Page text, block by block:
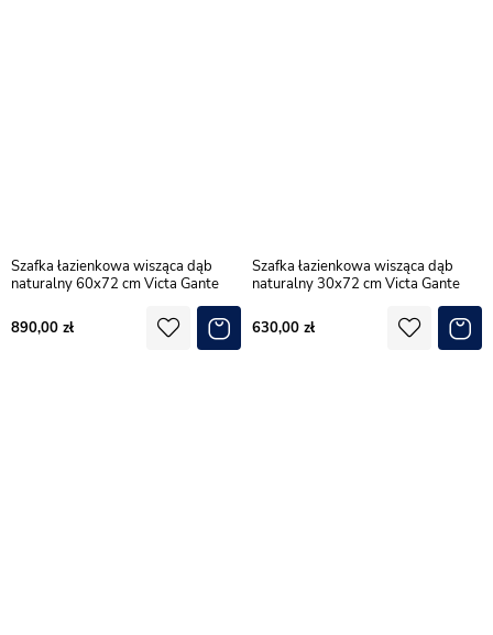
Szafka łazienkowa wisząca dąb
naturalny 60x72 cm Victa Gante
890,00
Szafka łazienkowa wisząca dąb
naturalny 30x72 cm Victa Gante
630,00